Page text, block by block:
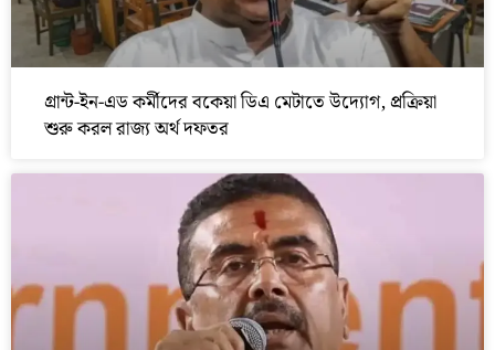
গ্রান্ট-ইন-এড কর্মীদের বকেয়া ডিএ মেটাতে উদ্যোগ, প্রক্রিয়া
শুরু করল রাজ্য অর্থ দফতর